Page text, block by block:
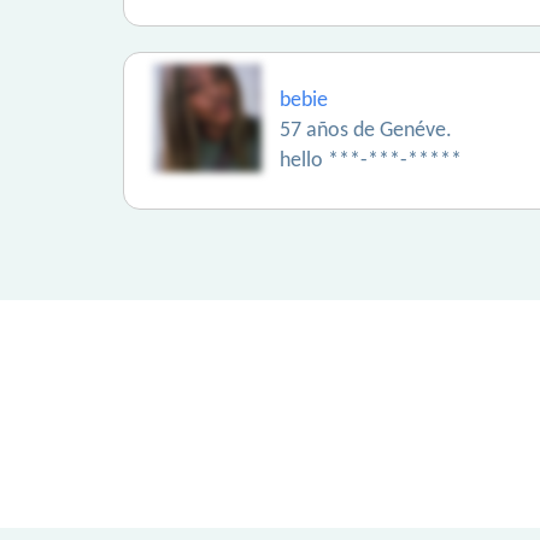
bebie
57 años de Genéve.
hello ***-***-*****